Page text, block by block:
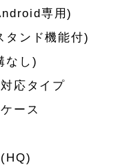
専用)
タンド機能付)
なし)
応タイプ
ース